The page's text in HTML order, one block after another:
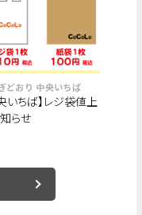
どおり 中央いちば
いちば】レジ袋値上
らせ